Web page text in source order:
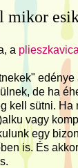
a plieszkavica
de ha
kell sütni. Ha
vagy
egy
is. És